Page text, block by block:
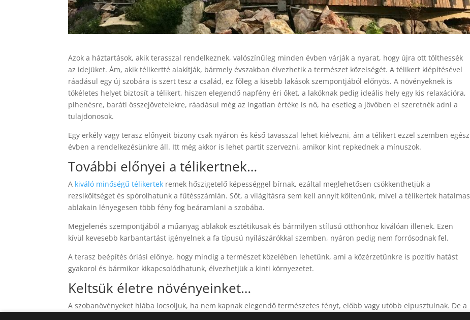
Azok a háztartások, akik terasszal rendelkeznek, valószínűleg minden évben várják a nyarat, hogy újra ott tölthessék
az idejüket. Ám, akik télikertté alakítják, bármely évszakban élvezhetik a természet közelségét. A télikert kiépítésével
ráadásul egy új szobára is szert tesz a család, ez főleg a kisebb lakások szempontjából előnyös. A növényeknek is
tökéletes helyet biztosít a télikert, hiszen elegendő napfény éri őket, a lakóknak pedig ideális hely egy kis relaxációra,
pihenésre, baráti összejövetelekre, ráadásul még az ingatlan értéke is nő, ha esetleg a jövőben el szeretnék adni a
tulajdonosok.
Egy erkély vagy terasz előnyeit bizony csak nyáron és késő tavasszal lehet kiélvezni, ám a télikert ezzel szemben egész
évben a rendelkezésünkre áll. Itt még akkor is lehet partit szervezni, amikor kint repkednek a mínuszok.
További előnyei a télikertnek…
A kiváló minőségű télikertek remek hőszigetelő képességgel bírnak, ezáltal meglehetősen csökkenthetjük a
rezsiköltséget és spórolhatunk a fűtésszámlán. Sőt, a világításra sem kell annyit költenünk, mivel a télikertek hatalmas
ablakain lényegesen több fény fog beáramlani a szobába.
Megjelenés szempontjából a műanyag ablakok esztétikusak és bármilyen stílusú otthonhoz kiválóan illenek. Ezen
kívül kevesebb karbantartást igényelnek a fa típusú nyílászárókkal szemben, nyáron pedig nem forrósodnak fel.
A terasz beépítés óriási előnye, hogy mindig a természet közelében lehetünk, ami a közérzetünkre is pozitív hatást
gyakorol és bármikor kikapcsolódhatunk, élvezhetjük a kinti környezetet.
Keltsük életre növényeinket…
A szobanövényeket hiába locsoljuk, ha nem kapnak elegendő természetes fényt, előbb vagy utóbb elpusztulnak. De a